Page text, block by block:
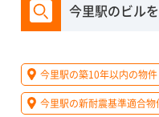
今里駅のビル
今里駅の築10年以内の物件
今里駅の新耐震基準適合物